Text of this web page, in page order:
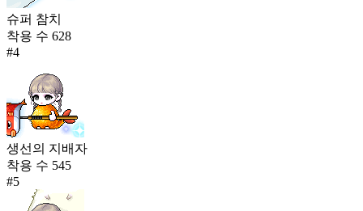
슈퍼 참치
착용 수 628
#4
생선의 지배자
착용 수 545
#5